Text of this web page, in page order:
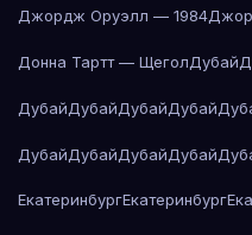
Джордж Оруэлл — 1984
Донна Тартт — ЩеголДубай
ДубайДубайДубайДубай
ДубайДубайДубайДубай
ЕкатеринбургЕкатеринбург